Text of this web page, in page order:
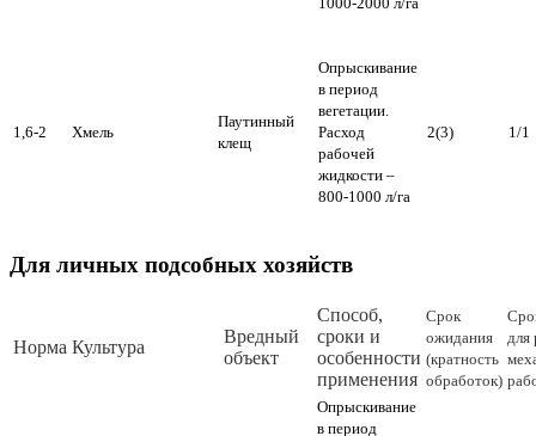
1,6-2 Хмель
Паутинный
клещ
Опрыскивание
в период
вегетации.
Расход
рабочей
жидкости –
800-1000 л/га
2(3) 1/1
Для личных подсобных хозяйств
Норма Культура
Вредный
объект
Способ,
сроки и
особенности
применения
Срок
ожидания
(кратность
обработок)
Опрыскивание
в период